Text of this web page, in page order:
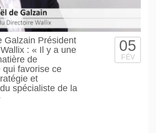
Galzain Président
: « Il y a une
de
qui favorise ce
et
spécialiste de la
05
FÉV